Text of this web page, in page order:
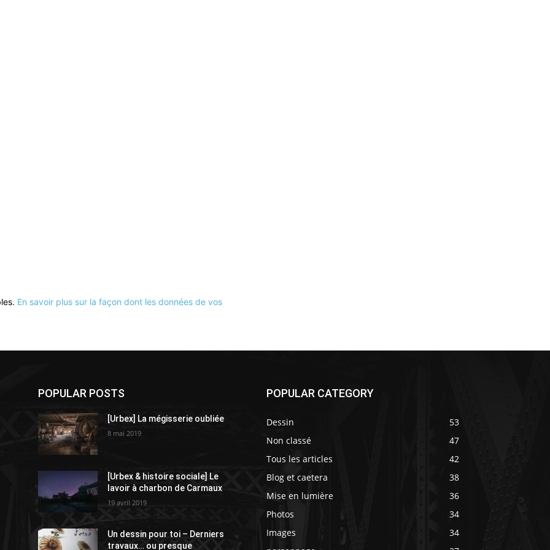
En savoir plus sur la façon dont les données de vos
POPULAR POSTS
[Urbex] La mégisserie oubliée
8 mai 2019
[Urbex & histoire sociale] Le
lavoir à charbon de Carmaux
19 avril 2019
Un dessin pour toi – Derniers
travaux… ou presque
POPULAR CATEGORY
Dessin
53
Non classé
47
Tous les articles
42
Blog et caetera
38
Mise en lumière
36
Photos
34
Images
34